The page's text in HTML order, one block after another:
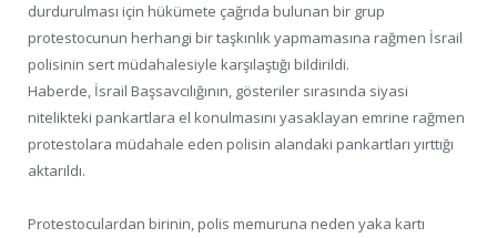
durdurulması için hükümete çağrıda bulunan bir grup
protestocunun herhangi bir taşkınlık yapmamasına rağmen İsrail
polisinin sert müdahalesiyle karşılaştığı bildirildi.
Haberde, İsrail Başsavcılığının, gösteriler sırasında siyasi
nitelikteki pankartlara el konulmasını yasaklayan emrine rağmen
protestolara müdahale eden polisin alandaki pankartları yırttığı
aktarıldı.
Protestoculardan birinin, polis memuruna neden yaka kartı